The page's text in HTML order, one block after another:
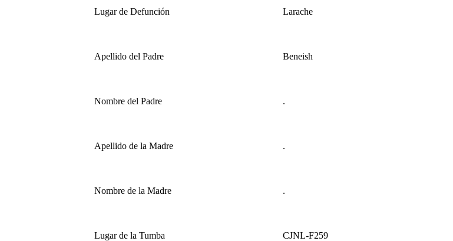
Lugar de Defunción Larache
Apellido del Padre Beneish
Nombre del Padre .
Apellido de la Madre .
Nombre de la Madre .
Lugar de la Tumba CJNL-F259